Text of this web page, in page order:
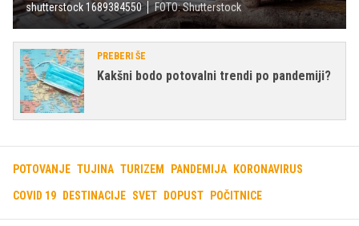
shutterstock 1689384550 FOTO: Shutterstock
PREBERI ŠE
Kakšni bodo potovalni trendi po pandemiji?
POTOVANJE TUJINA TURIZEM PANDEMIJA KORONAVIRUS
COVID 19 DESTINACIJE SVET DOPUST POČITNICE